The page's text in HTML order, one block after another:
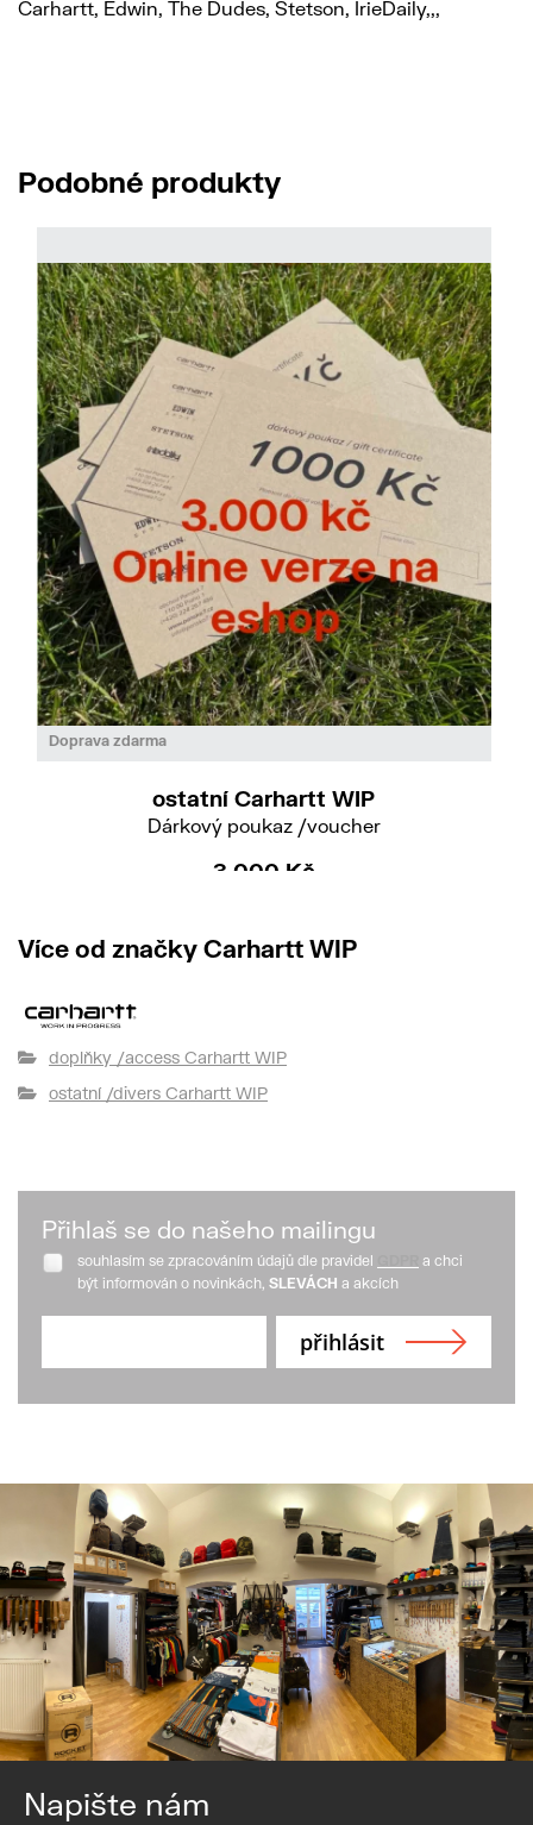
Carhartt, Edwin, The Dudes, Stetson, IrieDaily,,,
Podobné produkty
Doprava zdarma
ostatní Carhartt WIP
Dárkový poukaz /voucher
3 000 Kč
Více od značky Carhartt WIP
doplňky /access Carhartt WIP
ostatní /divers Carhartt WIP
Přihlaš se do našeho mailingu
souhlasím se zpracováním údajů dle pravidel
a chci
být informován o novinkách, SLEVÁCH a akcích
Napište nám